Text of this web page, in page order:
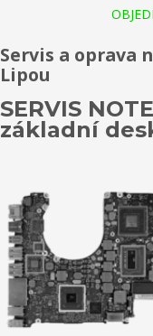
Servis a oprava
Lipou
SERVIS
základní